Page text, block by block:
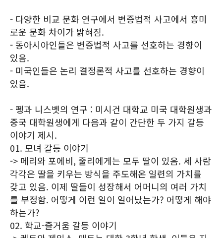
- 다양한 비교 문화 연구에서 변증법적 사고에서 흥미
로운 문화 차이가 밝혀짐.
- 동아시아인들은 변증법적 사고를 선호하는 경향이
있음.
- 미국인들은 논리 결정론적 사고를 선호하는 경향이
있음.
- 펭과 니스벳의 연구 : 미시건 대학교 미국 대학원생과
중국 대학원생에게 다음과 같이 간단한 두 가지 갈등
이야기 제시.
01. 모녀 갈등 이야기
-> 메리와 포에비, 줄리에게는 모두 딸이 있음. 세 사람
각각은 딸을 키우는 방식을 주도해온 일련의 가치를
갖고 있음. 이제 딸들이 성장해서 어머니의 여러 가치
를 부정함. 어떻게 이런 일이 일어났는가? 어떻게 해야
하는가?
02. 학교-즐거움 갈등 이야기